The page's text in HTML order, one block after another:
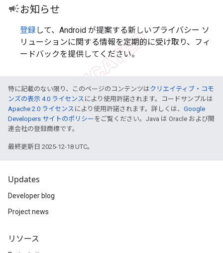
campaignお知らせ
登録 して、Android が提案する新しいプライバシー ソ
リューションに関する情報を定期的に受け取り、フィ
ードバックを提供してください。
特に記載のない限り、このページのコンテンツはクリエイティブ・コモ
ンズの表示 4.0 ライセンス により使用許諾されます。コードサンプルは
Apache 2.0 ライセンス により使用許諾されます。詳しくは、 Google
Developers サイトのポリシー をご覧ください。Java は Oracle および関
連会社の登録商標です。
最終更新日 2025-12-18 UTC。
Updates
Developer blog
Project news
リソース